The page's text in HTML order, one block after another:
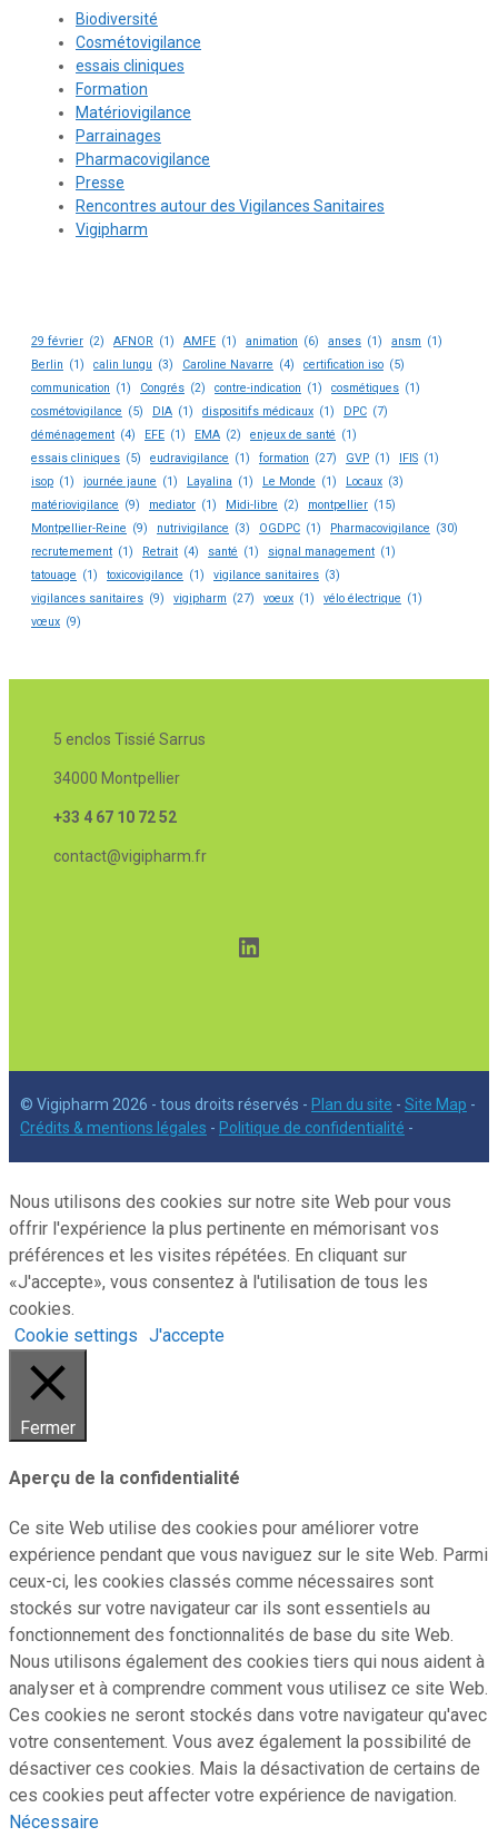
Biodiversité
Cosmétovigilance
essais cliniques
Formation
Matériovigilance
Parrainages
Pharmacovigilance
Presse
Rencontres autour des Vigilances Sanitaires
Vigipharm
29 février (2) AFNOR (1) AMFE (1) animation (6) anses (1) ansm (1)
Berlin (1) calin lungu (3) Caroline Navarre (4) certification iso (5)
communication (1) Congrés (2) contre-indication (1) cosmétiques (1)
cosmétovigilance (5) DIA (1) dispositifs médicaux (1) DPC (7)
déménagement (4) EFE (1) EMA (2) enjeux de santé (1)
essais cliniques (5) eudravigilance (1) formation (27) GVP (1) IFIS (1)
isop (1) journée jaune (1) Layalina (1) Le Monde (1) Locaux (3)
matériovigilance (9) mediator (1) Midi-libre (2) montpellier (15)
Montpellier-Reine (9) nutrivigilance (3) OGDPC (1) Pharmacovigilance (30)
recrutemement (1) Retrait (4) santé (1) signal management (1)
tatouage (1) toxicovigilance (1) vigilance sanitaires (3)
vigilances sanitaires (9) vigipharm (27) voeux (1) vélo électrique (1)
vœux (9)
5 enclos Tissié Sarrus
34000 Montpellier
+33 4 67 10 72 52
contact@vigipharm.fr
LinkedIn
© Vigipharm 2026 - tous droits réservés - Plan du site - Site Map -
Crédits & mentions légales - Politique de confidentialité -
Nous utilisons des cookies sur notre site Web pour vous
offrir l'expérience la plus pertinente en mémorisant vos
préférences et les visites répétées. En cliquant sur
«J'accepte», vous consentez à l'utilisation de tous les
cookies.
Cookie settings J'accepte
Fermer
Aperçu de la confidentialité
Ce site Web utilise des cookies pour améliorer votre
expérience pendant que vous naviguez sur le site Web. Parmi
ceux-ci, les cookies classés comme nécessaires sont
stockés sur votre navigateur car ils sont essentiels au
fonctionnement des fonctionnalités de base du site Web.
Nous utilisons également des cookies tiers qui nous aident à
analyser et à comprendre comment vous utilisez ce site Web.
Ces cookies ne seront stockés dans votre navigateur qu'avec
votre consentement. Vous avez également la possibilité de
désactiver ces cookies. Mais la désactivation de certains de
ces cookies peut affecter votre expérience de navigation.
Nécessaire